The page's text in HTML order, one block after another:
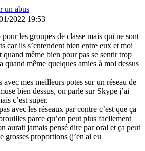
un abus
2022 19:53
les groupes de classe mais qui ne sont
car ils s’entendent bien entre eux et moi
quand même bien pour pas se sentir trop
quand même quelques amies à moi dessus
avec mes meilleurs potes sur un réseau de
bien dessus, on parle sur Skype j’ai
c’est super.
avec les réseaux par contre c’est que ça
parce qu’on peut plus facilement
aurait jamais pensé dire par oral et ça peut
grosses proportions (j’en ai eu